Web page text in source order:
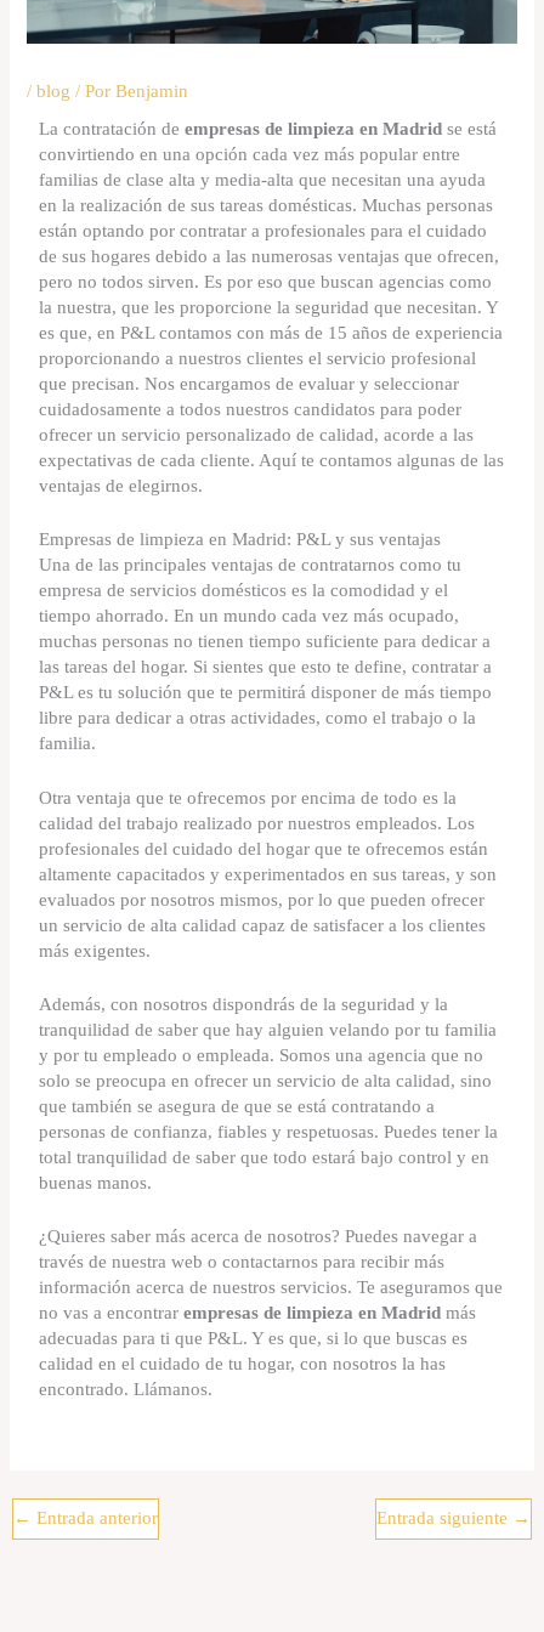
/blog / PorBenjamin
La contratación deempresas de limpieza en Madrid se está
convirtiendo en una opción cada vez más popular entre
familias de clase alta y media-alta que necesitan una ayuda
en la realización de sus tareas domésticas. Muchas personas
están optando por contratar a profesionales para el cuidado
de sus hogares debido a las numerosas ventajas que ofrecen,
pero no todos sirven. Es por eso que buscan agencias como
la nuestra, que les proporcione la seguridad que necesitan. Y
es que, en P&L contamos con más de 15 años de experiencia
proporcionando a nuestros clientes el servicio profesional
que precisan. Nos encargamos de evaluar y seleccionar
cuidadosamente a todos nuestros candidatos para poder
ofrecer un servicio personalizado de calidad, acorde a las
expectativas de cada cliente. Aquí te contamos algunas de las
ventajas de elegirnos.
Empresas de limpieza en Madrid: P&L y sus ventajas
Una de las principales ventajas de contratarnos como tu
empresa de servicios domésticos es la comodidad y el
tiempo ahorrado. En un mundo cada vez más ocupado,
muchas personas no tienen tiempo suficiente para dedicar a
las tareas del hogar. Si sientes que esto te define, contratar a
P&L es tu solución que te permitirá disponer de más tiempo
libre para dedicar a otras actividades, como el trabajo o la
familia.
Otra ventaja que te ofrecemos por encima de todo es la
calidad del trabajo realizado por nuestros empleados. Los
profesionales del cuidado del hogar que te ofrecemos están
altamente capacitados y experimentados en sus tareas, y son
evaluados por nosotros mismos, por lo que pueden ofrecer
un servicio de alta calidad capaz de satisfacer a los clientes
más exigentes.
Además, con nosotros dispondrás de la seguridad y la
tranquilidad de saber que hay alguien velando por tu familia
y por tu empleado o empleada. Somos una agencia que no
solo se preocupa en ofrecer un servicio de alta calidad, sino
que también se asegura de que se está contratando a
personas de confianza, fiables y respetuosas. Puedes tener la
total tranquilidad de saber que todo estará bajo control y en
buenas manos.
¿Quieres saber más acerca de nosotros? Puedes navegar a
través de nuestra web o contactarnos para recibir más
información acerca de nuestros servicios. Te aseguramos que
no vas a encontrarempresas de limpieza en Madrid más
adecuadas para ti que P&L. Y es que, si lo que buscas es
calidad en el cuidado de tu hogar, con nosotros la has
encontrado. Llámanos.
← Entrada anterior Entrada siguiente →